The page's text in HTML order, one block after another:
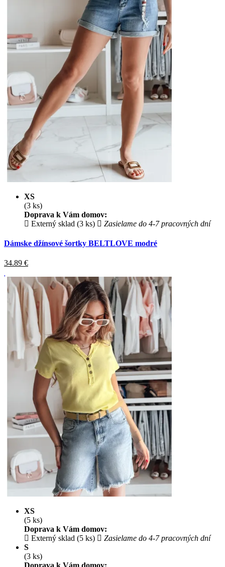
XS
(3 ks)
Doprava k Vám domov:
Externý sklad (3 ks)
Zasielame do 4-7 pracovných dní
Dámske džínsové šortky BELTLOVE modré
34.89 €
XS
(5 ks)
Doprava k Vám domov:
Externý sklad (5 ks)
Zasielame do 4-7 pracovných dní
S
(3 ks)